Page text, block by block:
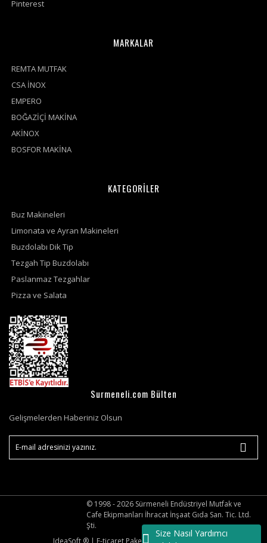
Size Nasıl Yardımcı
Pinterest
MARKALAR
REMTA MUTFAK
CSA İNOX
EMPERO
BOĞAZİÇİ MAKİNA
AKİNOX
BOSFOR MAKİNA
KATEGORİLER
Buz Makineleri
Limonata ve Ayran Makineleri
Buzdolabı Dik Tip
Tezgah Tip Buzdolabı
Paslanmaz Tezgahlar
Pizza ve Salata
Surmeneli.com Bülten
Gelişmelerden Haberiniz Olsun
© 1998 - 2026 Sürmeneli Endüstriyel Mutfak ve
Cafe Ekipmanları İhracat İnşaat Gıda San. Tic. Ltd.
Şti.
IdeaSoft ® | E-ticaret Paketleri ile hazırlanmıştır.